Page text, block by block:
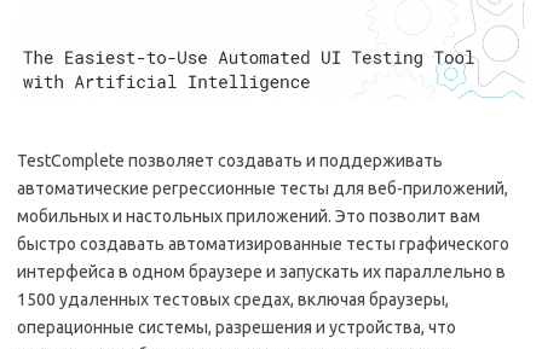
TestComplete позволяет создавать и поддерживать
автоматические регрессионные тесты для веб-приложений,
мобильных и настольных приложений. Это позволит вам
быстро создавать автоматизированные тесты графического
интерфейса в одном браузере и запускать их параллельно в
1500 удаленных тестовых средах, включая браузеры,
операционные системы, разрешения и устройства, что